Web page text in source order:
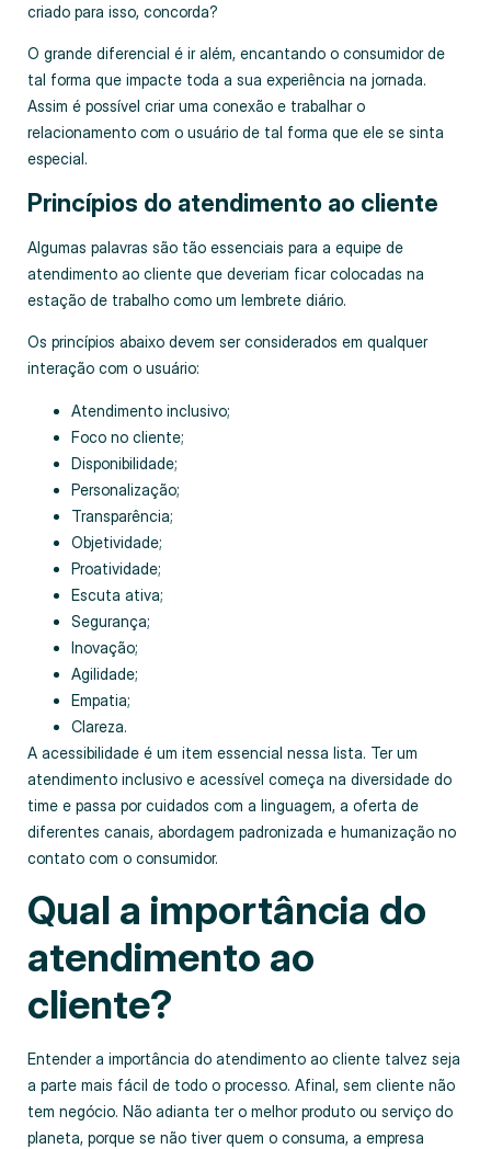
criado para isso, concorda?
O grande diferencial é ir além, encantando o consumidor de
tal forma que impacte toda a sua experiência na jornada.
Assim é possível criar uma conexão e trabalhar o
relacionamento com o usuário de tal forma que ele se sinta
especial.
Princípios do atendimento ao cliente
Algumas palavras são tão essenciais para a equipe de
atendimento ao cliente que deveriam ficar colocadas na
estação de trabalho como um lembrete diário.
Os princípios abaixo devem ser considerados em qualquer
interação com o usuário:
Atendimento inclusivo;
Foco no cliente;
Disponibilidade;
Personalização;
Transparência;
Objetividade;
Proatividade;
Escuta ativa;
Segurança;
Inovação;
Agilidade;
Empatia;
Clareza.
A acessibilidade é um item essencial nessa lista. Ter um
atendimento inclusivo e acessível começa na diversidade do
time e passa por cuidados com a linguagem, a oferta de
diferentes canais, abordagem padronizada e humanização no
contato com o consumidor.
Qual a importância do
atendimento ao
cliente?
Entender a importância do atendimento ao cliente talvez seja
a parte mais fácil de todo o processo. Afinal, sem cliente não
tem negócio. Não adianta ter o melhor produto ou serviço do
planeta, porque se não tiver quem o consuma, a empresa